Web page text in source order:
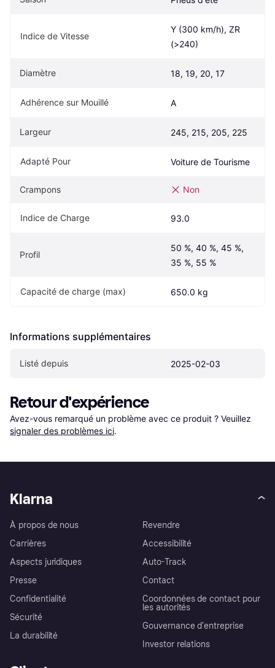
Indice de Vitesse
Y (300 km/h), ZR
(>240)
Diamètre 18, 19, 20, 17
Adhérence sur Mouillé A
Largeur 245, 215, 205, 225
Adapté Pour Voiture de Tourisme
Crampons Non
Indice de Charge 93.0
Profil
50 %, 40 %, 45 %,
35 %, 55 %
Capacité de charge (max) 650.0 kg
Informations supplémentaires
Listé depuis 2025-02-03
Retour d'expérience
Avez-vous remarqué un problème avec ce produit ? Veuillez
signaler des problèmes ici.
Klarna
À propos de nous
Carrières
Aspects juridiques
Presse
Confidentialité
Sécurité
La durabilité
Revendre
Accessibilité
Auto-Track
Contact
Coordonnées de contact pour
les autorités
Gouvernance d’entreprise
Investor relations